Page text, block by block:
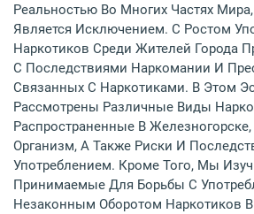
Реальностью Во Многих Частях
Является Исключением. С Ростом
Наркотиков Среди Жителей Города
С Последствиями Наркомании И
Связанных С Наркотиками. В Этом
Рассмотрены Различные Виды
Распространенные В
Организм, А Также Риски И
Употреблением. Кроме Того, Мы
Принимаемые Для Борьбы С
Незаконным Оборотом Наркотиков В